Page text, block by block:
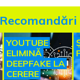
Recomandări
YOUTUBE
ELIMINĂ
DEEPFAKE LA
CERERE